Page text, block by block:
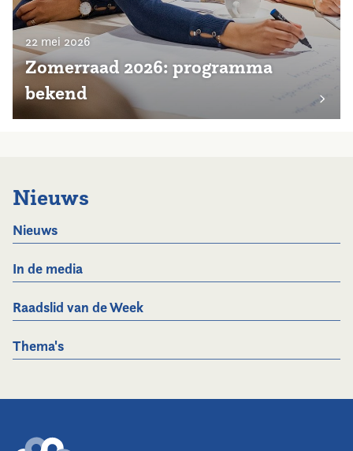
22 mei 2026
Zomerraad 2026: programma
bekend
Nieuws
Nieuws
In de media
Raadslid van de Week
Thema's